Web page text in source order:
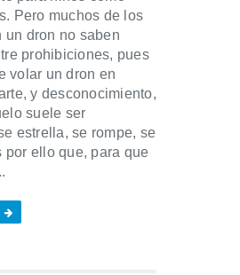
Pero muchos de los
un dron no saben
prohibiciones, pues
volar un dron en
y desconocimiento,
suele ser
estrella, se rompe, se
ello que, para que